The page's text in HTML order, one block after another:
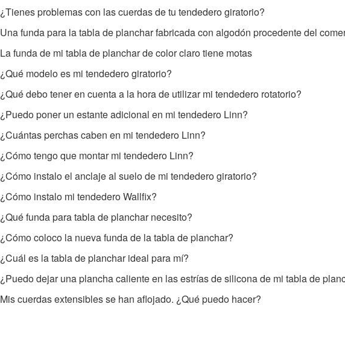
¿Tienes problemas con las cuerdas de tu tendedero giratorio?
Una funda para la tabla de planchar fabricada con algodón procedente del
La funda de mi tabla de planchar de color claro tiene motas
¿Qué modelo es mi tendedero giratorio?
¿Qué debo tener en cuenta a la hora de utilizar mi tendedero rotatorio?
¿Puedo poner un estante adicional en mi tendedero Linn?
¿Cuántas perchas caben en mi tendedero Linn?
¿Cómo tengo que montar mi tendedero Linn?
¿Cómo instalo el anclaje al suelo de mi tendedero giratorio?
¿Cómo instalo mi tendedero Wallfix?
¿Qué funda para tabla de planchar necesito?
¿Cómo coloco la nueva funda de la tabla de planchar?
¿Cuál es la tabla de planchar ideal para mí?
¿Puedo dejar una plancha caliente en las estrías de silicona de mi tabla de
Mis cuerdas extensibles se han aflojado. ¿Qué puedo hacer?